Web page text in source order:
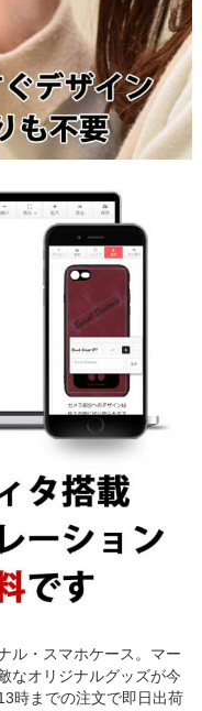
ル・スマホケース。マー
なオリジナルグッズが今
時までの注文で即日出荷